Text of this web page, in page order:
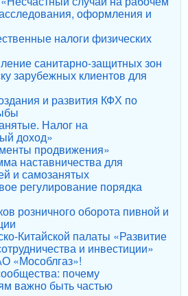
оформления и
налоги физических
санитарно-защитных зон
зарубежных клиентов для
и развития КФХ по
Налог на
доход»
продвижения»
наставничества для
и самозанятых
регулирование порядка
розничного оборота пивной и
Китайской палаты «Развитие
и инвестиции»
«Мособлгаз»!
почему
важно быть частью